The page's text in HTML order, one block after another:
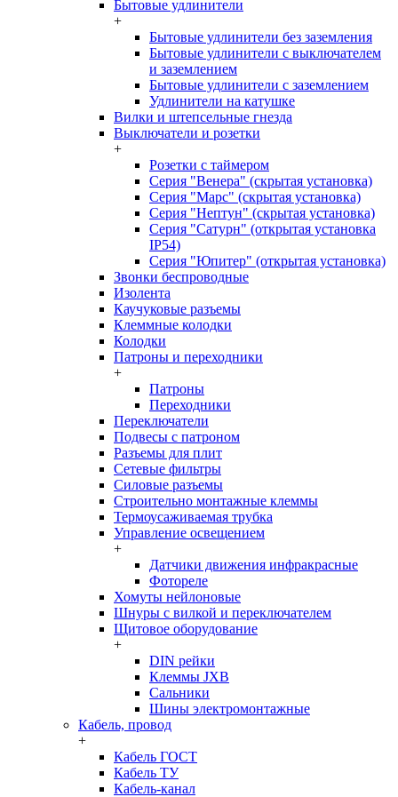
Бытовые удлинители
+
Бытовые удлинители без заземления
Бытовые удлинители с выключателем
и заземлением
Бытовые удлинители с заземлением
Удлинители на катушке
Вилки и штепсельные гнезда
Выключатели и розетки
+
Розетки с таймером
Серия "Венера" (скрытая установка)
Серия "Марс" (скрытая установка)
Серия "Нептун" (скрытая установка)
Серия "Сатурн" (открытая установка
IP54)
Серия "Юпитер" (открытая установка)
Звонки беспроводные
Изолента
Каучуковые разъемы
Клеммные колодки
Колодки
Патроны и переходники
+
Патроны
Переходники
Переключатели
Подвесы с патроном
Разъемы для плит
Сетевые фильтры
Силовые разъемы
Строительно монтажные клеммы
Термоусаживаемая трубка
Управление освещением
+
Датчики движения инфракрасные
Фотореле
Хомуты нейлоновые
Шнуры с вилкой и переключателем
Щитовое оборудование
+
DIN рейки
Клеммы JXB
Сальники
Шины электромонтажные
Кабель, провод
+
Кабель ГОСТ
Кабель ТУ
Кабель-канал